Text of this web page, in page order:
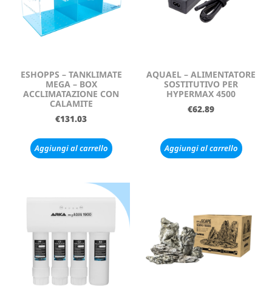
ESHOPPS – TANKLIMATE
MEGA – BOX
ACCLIMATAZIONE CON
CALAMITE
€131.03
Aggiungi al carrello
AQUAEL – ALIMENTATORE
SOSTITUTIVO PER
HYPERMAX 4500
€62.89
Aggiungi al carrello